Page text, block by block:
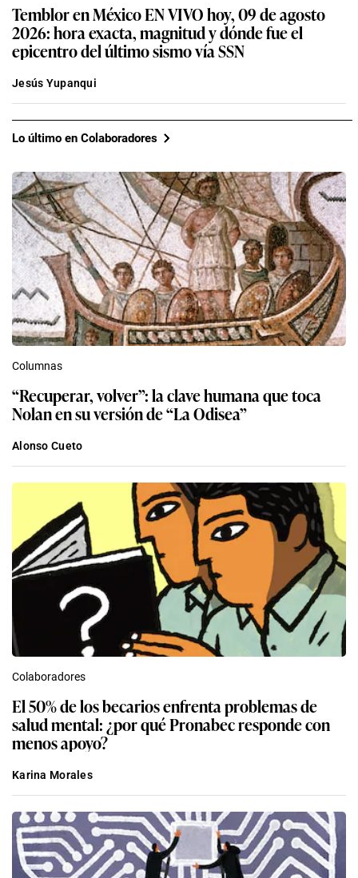
Temblor en México EN VIVO hoy, 09 de agosto
2026: hora exacta, magnitud y dónde fue el
epicentro del último sismo vía SSN
Jesús Yupanqui
Lo último en Colaboradores
Columnas
“Recuperar, volver”: la clave humana que toca
Nolan en su versión de “La Odisea”
Alonso Cueto
Colaboradores
El 50% de los becarios enfrenta problemas de
salud mental: ¿por qué Pronabec responde con
menos apoyo?
Karina Morales